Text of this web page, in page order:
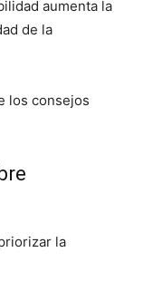
aumenta la
de la
los consejos
la